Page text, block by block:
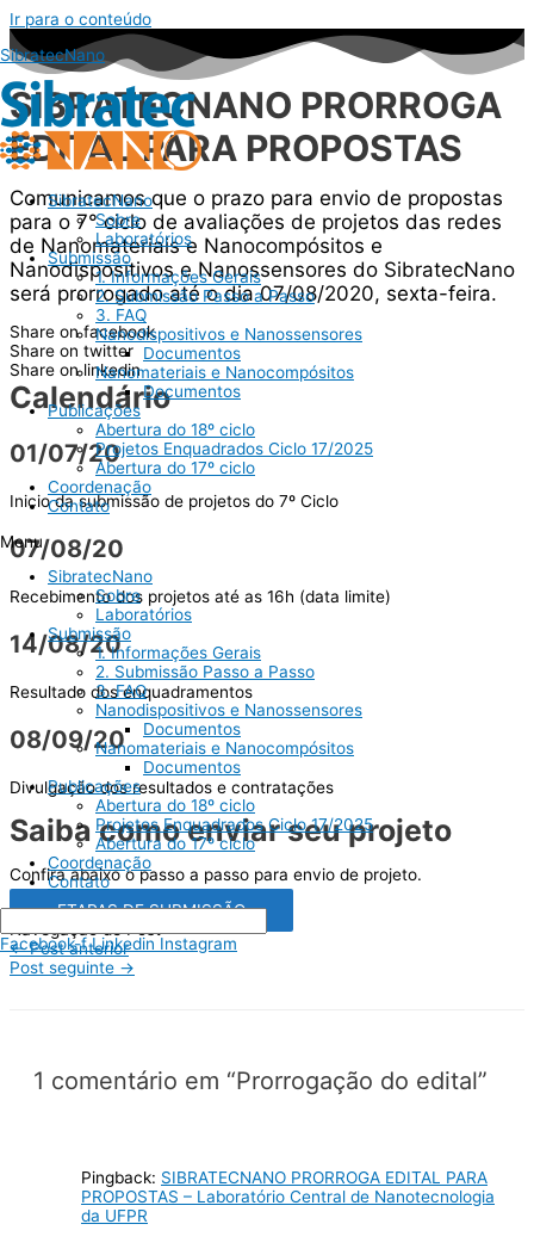
Ir para o conteúdo
SibratecNano
SibratecNano
Sobre
Laboratórios
Submissão
1. Informações Gerais
2. Submissão Passo a Passo
3. FAQ
Nanodispositivos e Nanossensores
Documentos
Nanomateriais e Nanocompósitos
Documentos
Publicações
Abertura do 18º ciclo
Projetos Enquadrados Ciclo 17/2025
Abertura do 17º ciclo
Coordenação
Contato
Menu
SibratecNano
Sobre
Laboratórios
Submissão
1. Informações Gerais
2. Submissão Passo a Passo
3. FAQ
Nanodispositivos e Nanossensores
Documentos
Nanomateriais e Nanocompósitos
Documentos
Publicações
Abertura do 18º ciclo
Projetos Enquadrados Ciclo 17/2025
Abertura do 17º ciclo
Coordenação
Contato
Facebook-f Linkedin Instagram
SIBRATECNANO PRORROGA
EDITAL PARA PROPOSTAS ​
Comunicamos que o prazo para envio de propostas
para o 7° ciclo de avaliações de projetos das redes
de Nanomateriais e Nanocompósitos e
Nanodispositivos e Nanossensores do SibratecNano
será prorrogado até o dia 07/08/2020, sexta-feira.
Share on facebook
Share on twitter
Share on linkedin
Calendário
01/07/20
Inicio da submissão de projetos do 7º Ciclo
07/08/20
Recebimento dos projetos até as 16h (data limite)
14/08/20
Resultado dos enquadramentos
08/09/20
Divulgação dos resultados e contratações
Saiba como enviar seu projeto
Confira abaixo o passo a passo para envio de projeto.
ETAPAS DE SUBMISSÃO
Navegação de Post
←Post anterior
Post seguinte →
1 comentário em “Prorrogação do edital”
Pingback: SIBRATECNANO PRORROGA EDITAL PARA
PROPOSTAS – Laboratório Central de Nanotecnologia
da UFPR